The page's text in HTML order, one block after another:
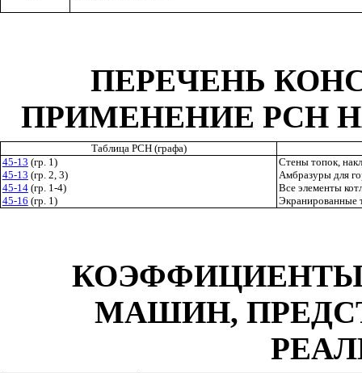
ПЕРЕЧЕНЬ
ПРИМЕНЕНИЕ РСН
Таблица РСН (графа)
45-13 (гр. 1)
Стены топок,
45-13 (гр. 2, 3)
Амбразуры для
45-14(гр. 1-4)
Все элементы
45-16 (гр. 1) Экранированные
КОЭФФИЦИЕНТЫ
МАШИН,